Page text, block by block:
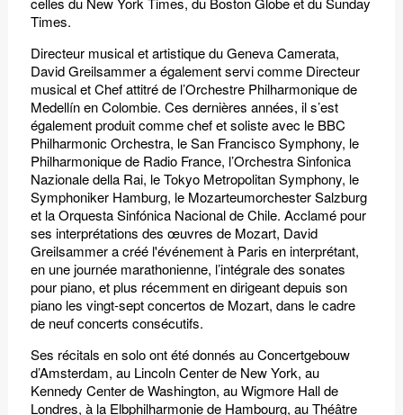
Times.
Directeur musical et artistique du Geneva Camerata,
David Greilsammer a également servi comme Directeur
musical et Chef attitré de l’Orchestre Philharmonique de
Medellín en Colombie. Ces dernières années, il s’est
également produit comme chef et soliste avec le BBC
Philharmonic Orchestra, le San Francisco Symphony, le
Philharmonique de Radio France, l’Orchestra Sinfonica
Nazionale della Rai, le Tokyo Metropolitan Symphony, le
Symphoniker Hamburg, le Mozarteumorchester Salzburg
et la Orquesta Sinfónica Nacional de Chile. Acclamé pour
ses interprétations des œuvres de Mozart, David
Greilsammer a créé l'événement à Paris en interprétant,
en une journée marathonienne, l’intégrale des sonates
pour piano, et plus récemment en dirigeant depuis son
piano les vingt-sept concertos de Mozart, dans le cadre
de neuf concerts consécutifs.
Ses récitals en solo ont été donnés au Concertgebouw
d’Amsterdam, au Lincoln Center de New York, au
Kennedy Center de Washington, au Wigmore Hall de
Londres, à la Elbphilharmonie de Hambourg, au Théâtre